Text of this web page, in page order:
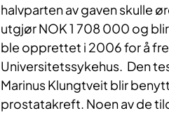
halvparten av gaven skulle
utgjør NOK 1 708 000 og
ble opprettet i 2006 for å
Universitetssykehus. Den
Marinus Klungtveit blir
prostatakreft. Noen av de